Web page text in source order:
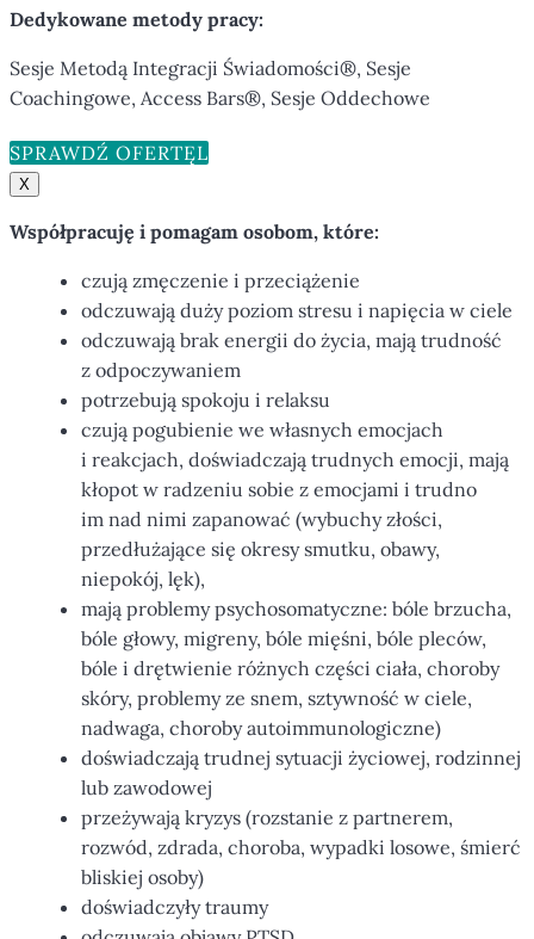
Dedykowane metody pracy:
Sesje Metodą Integracji Świadomości®, Sesje
Coachingowe, Access Bars®, Sesje Oddechowe
SPRAWDŹ OFERTĘ
X
Współpracuję i pomagam osobom, które:
czują zmęczenie i przeciążenie
odczuwają duży poziom stresu i napięcia w ciele
odczuwają brak energii do życia, mają trudność
z odpoczywaniem
potrzebują spokoju i relaksu
czują pogubienie we własnych emocjach
i reakcjach, doświadczają trudnych emocji, mają
kłopot w radzeniu sobie z emocjami i trudno
im nad nimi zapanować (wybuchy złości,
przedłużające się okresy smutku, obawy,
niepokój, lęk),
mają problemy psychosomatyczne: bóle brzucha,
bóle głowy, migreny, bóle mięśni, bóle pleców,
bóle i drętwienie różnych części ciała, choroby
skóry, problemy ze snem, sztywność w ciele,
nadwaga, choroby autoimmunologiczne)
doświadczają trudnej sytuacji życiowej, rodzinnej
lub zawodowej
przeżywają kryzys (rozstanie z partnerem,
rozwód, zdrada, choroba, wypadki losowe, śmierć
bliskiej osoby)
doświadczyły traumy